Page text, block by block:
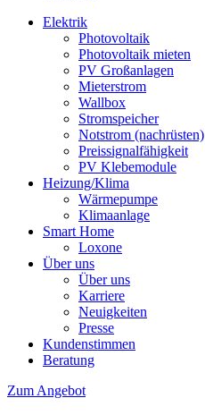
Elektrik
Photovoltaik
Photovoltaik mieten
PV Großanlagen
Mieterstrom
Wallbox
Stromspeicher
Notstrom (nachrüsten)
Preissignalfähigkeit
PV Klebemodule
Heizung/Klima
Wärmepumpe
Klimaanlage
Smart Home
Loxone
Über uns
Über uns
Karriere
Neuigkeiten
Presse
Kundenstimmen
Beratung
Zum Angebot